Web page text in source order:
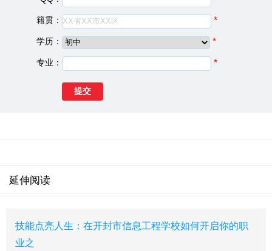
二、渑池县职业中等专业学校简介
渑池职业中等专业学校是经河南省教委批准的一所全日制
职业中等专业学校。2000年被河南省教育厅命名为“河南
被三门峡市教育局、渑池县委、县政府授予“教育教学先进
籍贯： *
学历： *
专业： *
延伸阅读
技能点亮人生：在开封市信息工程学校如何开启你的职
业之